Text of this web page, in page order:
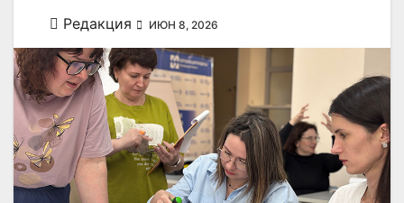
Редакция ИЮН 8, 2026